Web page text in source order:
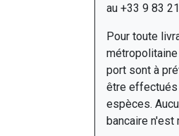
au +33 9 83
Pour toute
port sont à
être effectués
espèces.
bancaire n'est